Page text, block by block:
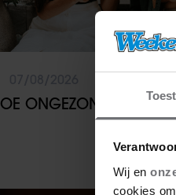
Wij en
cookies
ONGEZOND ZIJN